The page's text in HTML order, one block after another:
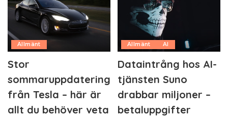
Allmänt
Stor
sommaruppdatering
från Tesla – här är
allt du behöver veta
Allmänt AI
Dataintrång hos AI-
tjänsten Suno
drabbar miljoner –
betaluppgifter